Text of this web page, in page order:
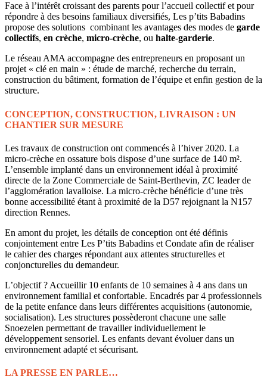
Face à l’intérêt croissant des parents pour l’accueil collectif et pour
répondre à des besoins familiaux diversifiés, Les p’tits Babadins
propose des solutions combinant les avantages des modes de garde
collectifs, en crèche, micro-crèche, ou halte-garderie.
Le réseau AMA accompagne des entrepreneurs en proposant un
projet « clé en main » : étude de marché, recherche du terrain,
construction du bâtiment, formation de l’équipe et enfin gestion de la
structure.
CONCEPTION, CONSTRUCTION, LIVRAISON : UN
CHANTIER SUR MESURE
Les travaux de construction ont commencés à l’hiver 2020. La
micro-crèche en ossature bois dispose d’une surface de 140 m².
L’ensemble implanté dans un environnement idéal à proximité
directe de la Zone Commerciale de Saint-Berthevin, ZC leader de
l’agglomération lavalloise. La micro-crèche bénéficie d’une très
bonne accessibilité étant à proximité de la D57 rejoignant la N157
direction Rennes.
En amont du projet, les détails de conception ont été définis
conjointement entre Les P’tits Babadins et Condate afin de réaliser
le cahier des charges répondant aux attentes structurelles et
conjoncturelles du demandeur.
L’objectif ? Accueillir 10 enfants de 10 semaines à 4 ans dans un
environnement familial et confortable. Encadrés par 4 professionnels
de la petite enfance dans leurs différentes acquisitions (autonomie,
socialisation). Les structures possèderont chacune une salle
Snoezelen permettant de travailler individuellement le
développement sensoriel. Les enfants devant évoluer dans un
environnement adapté et sécurisant.
LA PRESSE EN PARLE…